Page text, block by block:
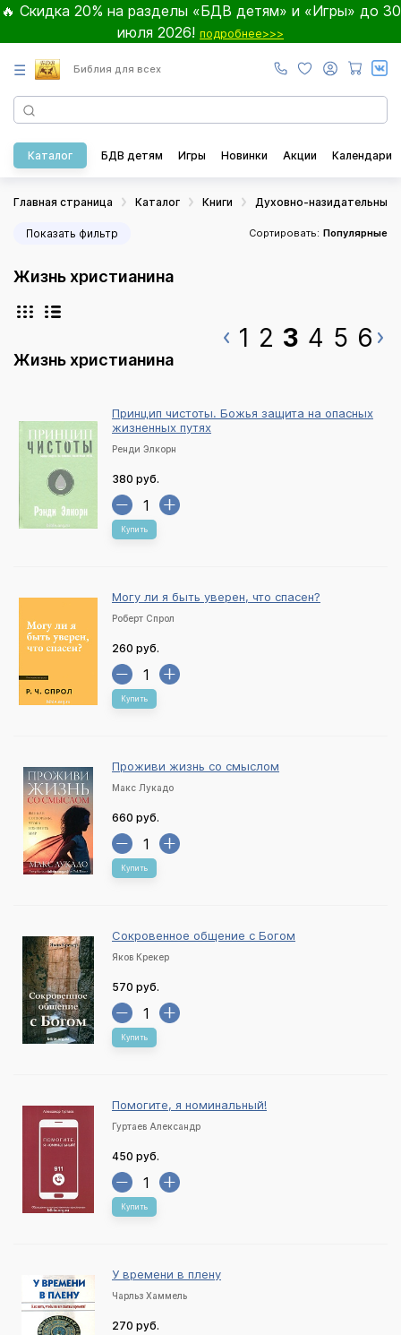
🔥 Скидка 20% на разделы «БДВ детям» и «Игры» до 30
июля 2026! подробнее>>>
☰ Библия для всех
Каталог БДВ детям Игры Новинки Акции Календари
Главная страница Каталог Книги Духовно-назидательные
Показать фильтр Сортировать: Популярные
Жизнь христианина
1 2 3 4 5 6
Жизнь христианина
Принцип чистоты. Божья защита на опасных
жизненных путях
Ренди Элкорн
380 руб.
Купить
Могу ли я быть уверен, что спасен?
Роберт Спрол
260 руб.
Купить
Проживи жизнь со смыслом
Макс Лукадо
660 руб.
Купить
Сокровенное общение с Богом
Яков Крекер
570 руб.
Купить
Помогите, я номинальный!
Гуртаев Александр
450 руб.
Купить
У времени в плену
Чарльз Хаммель
270 руб.